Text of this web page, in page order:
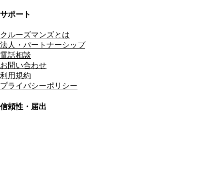
サポート
クルーズマンズとは
法人・パートナーシップ
電話相談
お問い合わせ
利用規約
プライバシーポリシー
信頼性・届出